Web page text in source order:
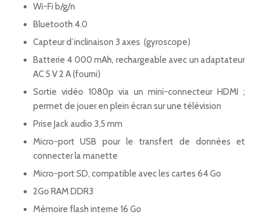
Wi-Fi b/g/n
Bluetooth 4.0
Capteur d’inclinaison 3 axes (gyroscope)
Batterie 4 000 mAh, rechargeable avec un adaptateur
AC 5 V 2 A (fourni)
Sortie vidéo 1080p via un mini-connecteur HDMI ;
permet de jouer en plein écran sur une télévision
Prise Jack audio 3,5 mm
Micro-port USB pour le transfert de données et
connecter la manette
Micro-port SD, compatible avec les cartes 64 Go
2Go RAM DDR3
Mémoire flash interne 16 Go